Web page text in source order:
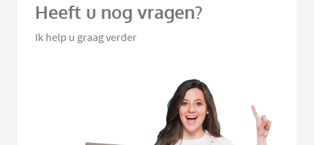
Heeft u nog vragen?
Ik help u graag verder